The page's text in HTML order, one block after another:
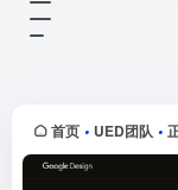
首页 • UED团队 •